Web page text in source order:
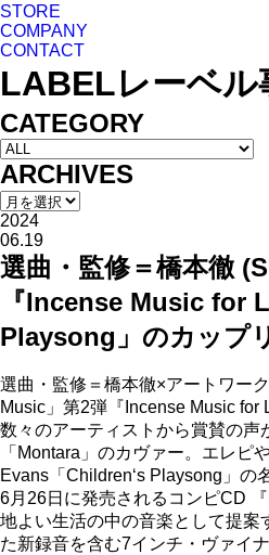
STORE
COMPANY
CONTACT
LABELレーベル
CATEGORY
ARCHIVES
2024
06.19
選曲・監修＝橋本徹
『Incense Music for
Playsong」のカップ
選曲・監修＝橋本徹×アートワー
Music」第2弾『Incense Music for
数々のアーティストから賞賛の
「Montara」のカヴァー。エレ
Evans「Children‘s Playsong」の
6月26日に発売されるコンピCD
地よい生活の中の音楽として提
た新録音を含む7インチ・ヴァイ